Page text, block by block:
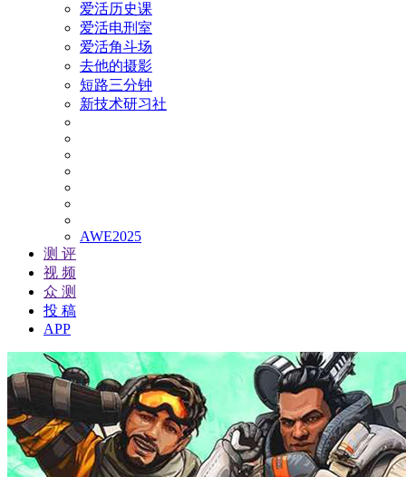
爱活历史课
爱活电刑室
爱活角斗场
去他的摄影
短路三分钟
新技术研习社
AWE2025
测 评
视 频
众 测
投 稿
APP